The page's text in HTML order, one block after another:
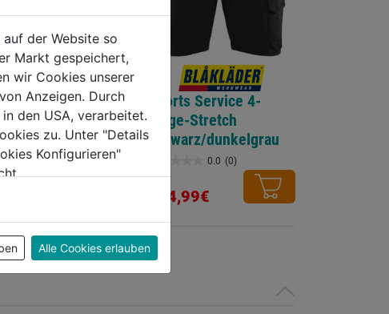
Short Activiq
0.0 (0)
Shorts Service 4-
Wege-Stretch
schwarz/dunkelgrau
0.0 (0)
104,99€
der Website so
Markt gespeichert,
wir Cookies unserer
Anzeigen. Durch
den USA, verarbeitet.
zu. Unter "Details
Konfigurieren"
Alle Cookies erlauben